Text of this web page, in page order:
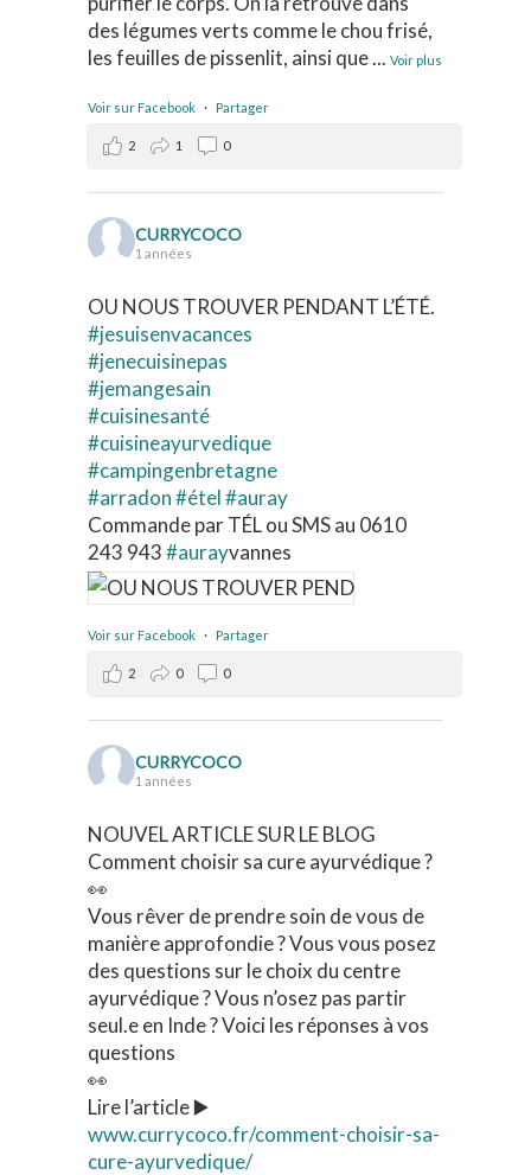
des légumes verts comme le chou frisé,
les feuilles de pissenlit, ainsi que... Voir plus
Voir sur Facebook · Partager
2 1 0
CURRYCOCO
1 années
OU NOUS TROUVER PENDANT L’ÉTÉ.
#jesuisenvacances
#jenecuisinepas
#jemangesain
#cuisinesanté
#cuisineayurvedique
#campingenbretagne
#arradon#étel#auray
Commande par TÉL ou SMS au 0610
243 943#aurayvannes
Voir sur Facebook · Partager
2 0 0
CURRYCOCO
1 années
NOUVEL ARTICLE SUR LE BLOG
Comment choisir sa cure ayurvédique ?
👀
Vous rêver de prendre soin de vous de
manière approfondie ? Vous vous posez
des questions sur le choix du centre
ayurvédique ? Vous n’osez pas partir
seul.e en Inde ? Voici les réponses à vos
questions
👀
Lire l’article ▶️
www.currycoco.fr/comment-choisir-sa-
cure-ayurvedique/